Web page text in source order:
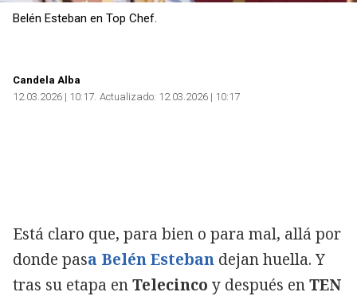
Belén Esteban en Top Chef.
Candela Alba
12.03.2026 | 10:17 Actualizado: 12.03.2026 | 10:17
Está claro que, para bien o para mal, allá por
donde pasa Belén Esteban dejan huella. Y
tras su etapa enTelecinco y después enTEN